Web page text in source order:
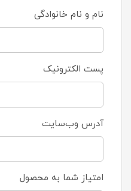
نام و نام خانوادگی
پست الکترونیک
آدرس وب‌سایت
امتیاز شما به محصول